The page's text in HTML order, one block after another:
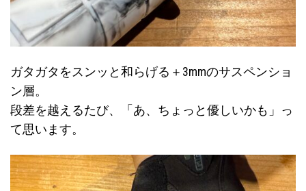
ガタガタをスンッと和らげる＋3mmのサスペンショ
ン層。
段差を越えるたび、「あ、ちょっと優しいかも」っ
て思います。